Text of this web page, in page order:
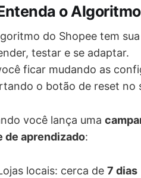
o
do Shopee tem
testar e se adaptar.
ficar mudando as
o botão de reset no
você lança uma
de aprendizado:
locais: cerca de 7 dias